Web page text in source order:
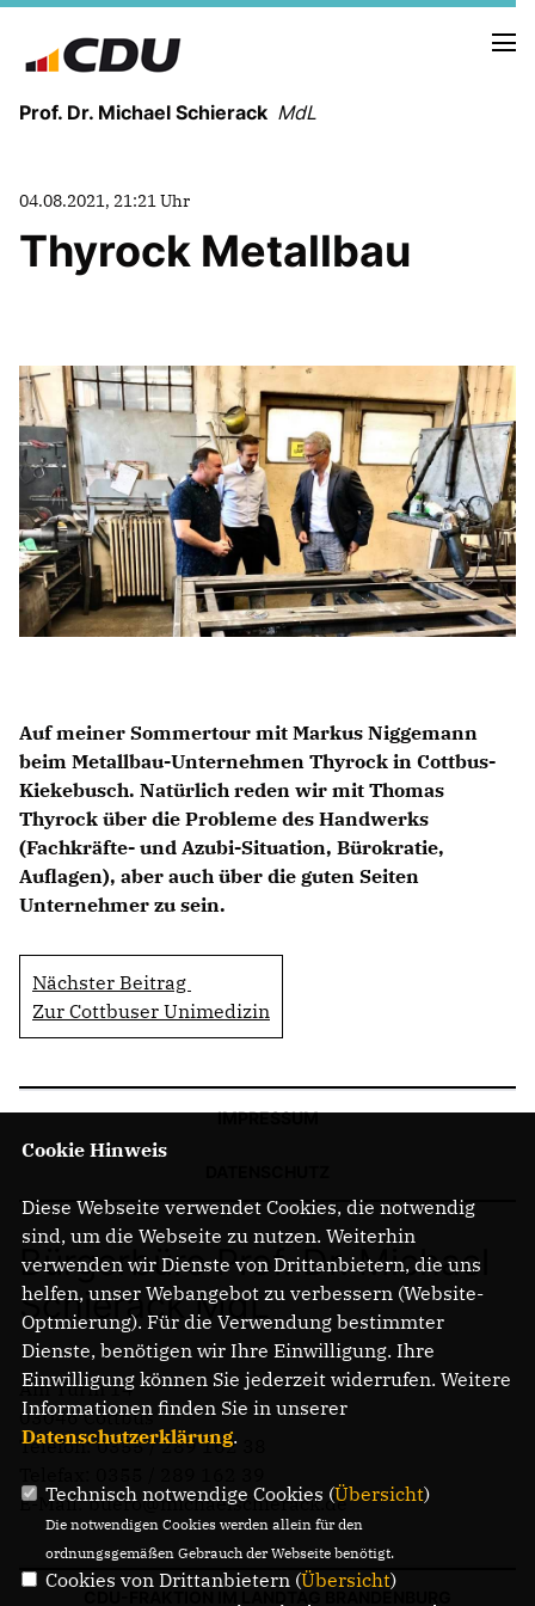
Prof. Dr. Michael Schierack MdL
BERUFUNG UND MENSCH
POLITIK
SICHERHEIT UND ZUSAMMENHALT
MITTELSTAND UND INDUSTRIE
BILDUNG
IDENTITÄT
MEINE 10 PUNKTE
PRAKTIKUM
LINKS
04.08.2021, 21:21 Uhr
Thyrock Metallbau
Auf meiner Sommertour mit Markus Niggemann
beim Metallbau-Unternehmen Thyrock in Cottbus-
Kiekebusch. Natürlich reden wir mit Thomas
Thyrock über die Probleme des Handwerks
(Fachkräfte- und Azubi-Situation, Bürokratie,
Auflagen), aber auch über die guten Seiten
Unternehmer zu sein.
Nächster Beitrag
Zur Cottbuser Unimedizin
IMPRESSUM
Bürgerbüro Prof. Dr. Michael
Schierack MdL
Am Turm 14
03046 Cottbus
Telefon: 0355 / 289 162 38
E-Mail: buero@michaelschierack.de
Cookie Hinweis
Diese Webseite verwendet Cookies, die notwendig
sind, um die Webseite zu nutzen. Weiterhin
verwenden wir Dienste von Drittanbietern, die uns
helfen, unser Webangebot zu verbessern (Website-
Optmierung). Für die Verwendung bestimmter
Dienste, benötigen wir Ihre Einwilligung. Ihre
Einwilligung können Sie jederzeit widerrufen. Weitere
Informationen finden Sie in unserer
Datenschutzerklärung.
Technisch notwendige Cookies (Übersicht)
Die notwendigen Cookies werden allein für den
ordnungsgemäßen Gebrauch der Webseite benötigt.
Cookies von Drittanbietern (Übersicht)